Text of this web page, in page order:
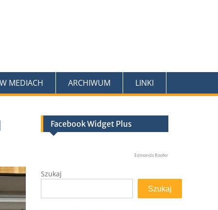
MEDIACH ARCHIWUM LINKI
Facebook Widget Plus
Edmonds Roofer
Szukaj
Szukaj